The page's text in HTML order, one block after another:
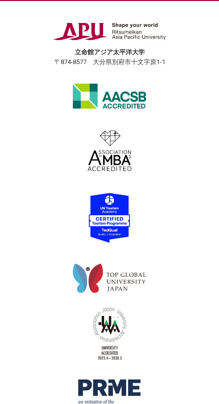
立命館アジア太平洋大学
〒874-8577 大分県別府市十文字原1-1